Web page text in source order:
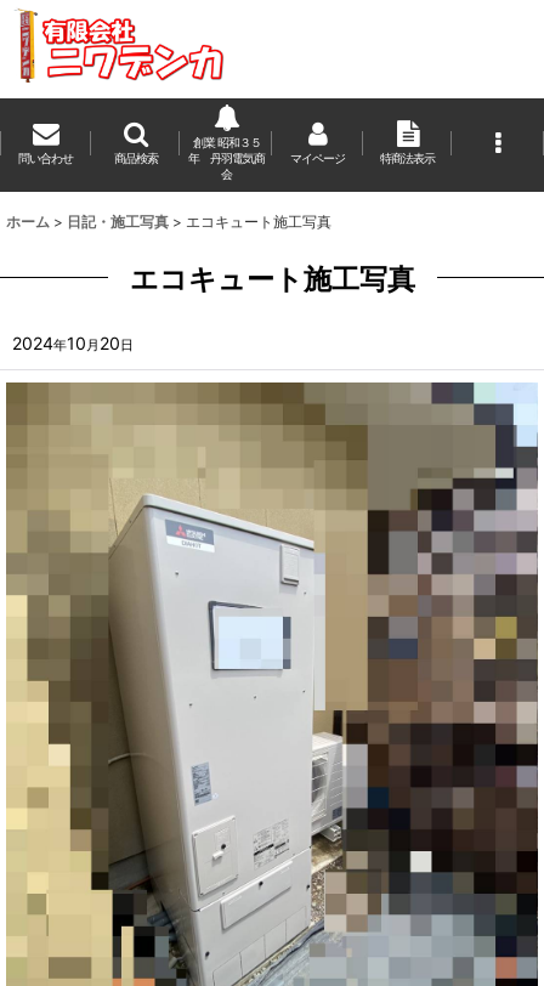
問い合わせ 商品検索
創業 昭和３５
年 丹羽電気商
会
マイページ 特商法表示
ホーム > 日記・施工写真 > エコキュート施工写真
エコキュート施工写真
2024年10 月 20日